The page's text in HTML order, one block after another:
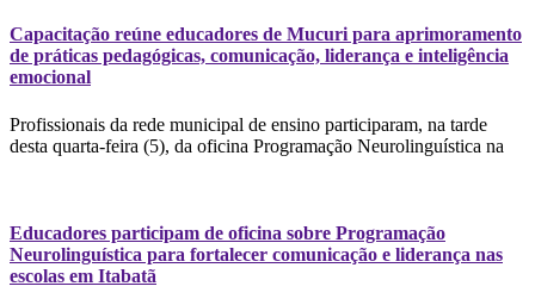
Capacitação reúne educadores de Mucuri para aprimoramento
de práticas pedagógicas, comunicação, liderança e inteligência
emocional
Profissionais da rede municipal de ensino participaram, na tarde
desta quarta-feira (5), da oficina Programação Neurolinguística na
Educadores participam de oficina sobre Programação
Neurolinguística para fortalecer comunicação e liderança nas
escolas em Itabatã